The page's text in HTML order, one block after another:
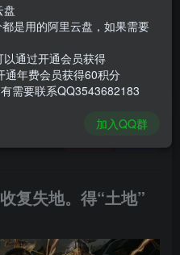
登录购买
20.62 GB
复失地。得“土地”
盘
是用的阿里云盘，如果需要
通过开通会员获得
通年费会员获得60积分
需要联系QQ3543682183
加入QQ群